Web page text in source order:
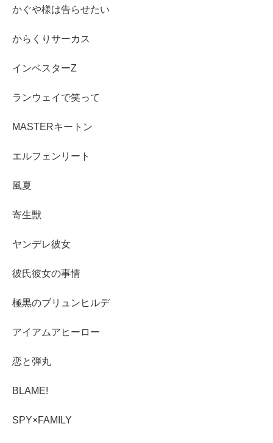
かぐや様は告らせたい
からくりサーカス
インベスターZ
ランウェイで笑って
MASTERキートン
エルフェンリート
風夏
寄生獣
ヤンデレ彼女
彼氏彼女の事情
極黒のブリュンヒルデ
アイアムアヒーロー
恋と弾丸
BLAME!
SPY×FAMILY